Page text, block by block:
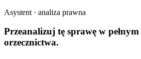
Asystent · analiza prawna
Przeanalizuj tę sprawę w
orzecznictwa.